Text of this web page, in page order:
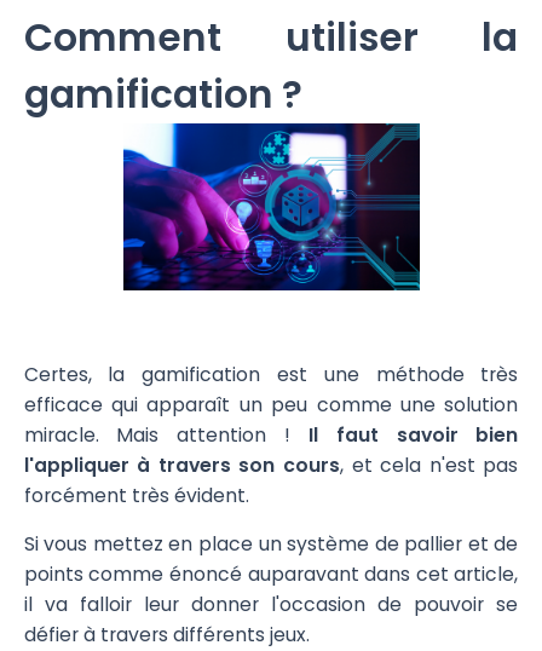
Comment utiliser la
gamification ?
Certes, la gamification est une méthode très
efficace qui apparaît un peu comme une solution
miracle. Mais attention ! Il faut savoir bien
l'appliquer à travers son cours, et cela n'est pas
forcément très évident.
Si vous mettez en place un système de pallier et de
points comme énoncé auparavant dans cet article,
il va falloir leur donner l'occasion de pouvoir se
défier à travers différents jeux.